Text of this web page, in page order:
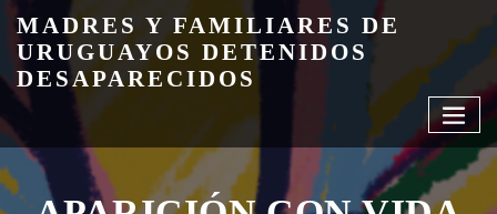
content
MADRES Y FAMILIARES DE
URUGUAYOS DETENIDOS
DESAPARECIDOS